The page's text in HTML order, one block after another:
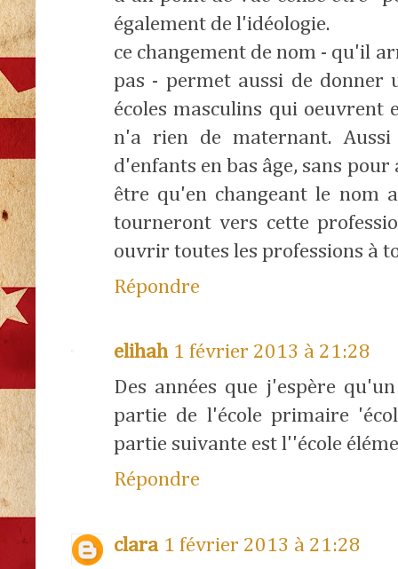
également de l'idéologie.
ce changement de nom - qu'il
pas - permet aussi de donner
écoles masculins qui oeuvrent
n'a rien de maternant. Aussi
d'enfants en bas âge, sans
être qu'en changeant le nom
tourneront vers cette
ouvrir toutes les professions à
Répondre
elihah 1 février 2013 à 21:28
Des années que j'espère
partie de l'école primaire
partie suivante est l''école
Répondre
clara 1 février 2013 à 21:28